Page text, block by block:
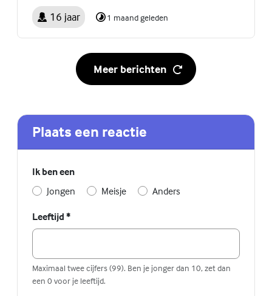
16 jaar 1 maand geleden
Meer berichten
Plaats een reactie
Ik ben een
Jongen
Meisje Anders
Leeftijd *
Maximaal twee cijfers (99). Ben je jonger dan 10, zet dan
een 0 voor je leeftijd.